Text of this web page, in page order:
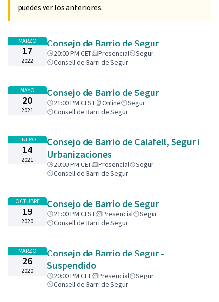
puedes ver los anteriores.
MARZO
17
2022
Consejo de Barrio de Segur
20:00 PM CET Presencial
Segur
Consell de Barri de Segur
MAYO
20
2021
Consejo de Barrio de Segur
21:00 PM CEST Online
Segur
Consell de Barri de Segur
ENERO
14
2021
Consejo de Barrio de Calafell, Segur i
Urbanizaciones
20:00 PM CET Presencial
Segur
Consell de Barri de Segur
OCTUBRE
19
2020
Consejo de Barrio de Segur
21:00 PM CEST Presencial
Segur
Consell de Barri de Segur
MARZO
26
2020
Consejo de Barrio de Segur -
Suspendido
20:00 PM CET Presencial
Segur
Consell de Barri de Segur